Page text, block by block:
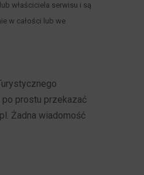
właściciela serwisu i są
w całości lub we
po prostu przekazać
Żadna wiadomość